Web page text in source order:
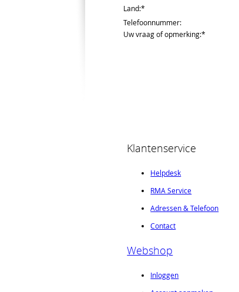
Land:*
Telefoonnummer:
Uw vraag of opmerking:*
Klantenservice
Helpdesk
RMA Service
Adressen & Telefoon
Contact
Webshop
Inloggen